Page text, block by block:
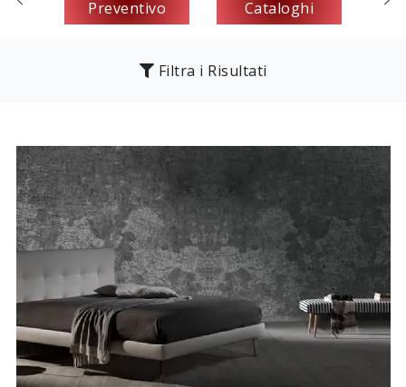
Preventivo
Cataloghi
Filtra i Risultati